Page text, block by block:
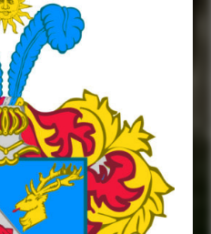
FRH.
Mörner, 2016-01-